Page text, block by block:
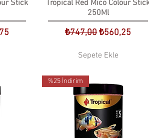
Stick
Fiyat
Tropical Red Mico Colour
250Ml
Normal Fiyat
₺747,00İndirimli Fiyat
₺560,25
Sepete Ekle
%25 İndirim